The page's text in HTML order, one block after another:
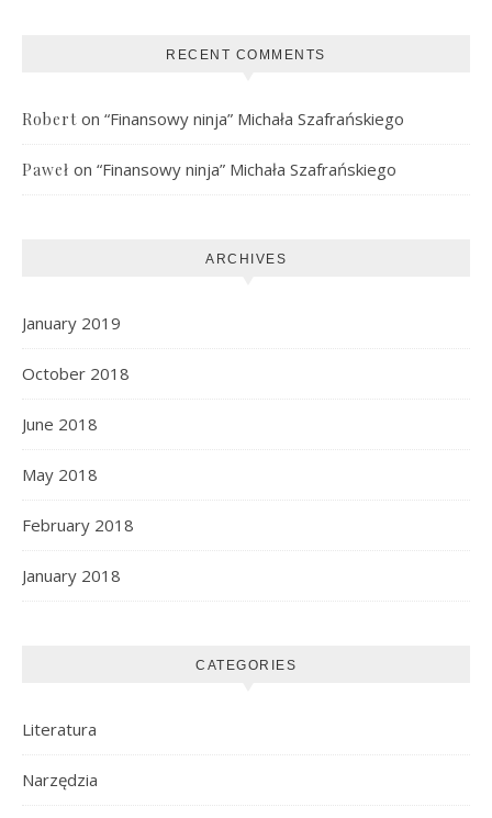
RECENT COMMENTS
Robert on “Finansowy ninja” Michała Szafrańskiego
Paweł on “Finansowy ninja” Michała Szafrańskiego
ARCHIVES
January 2019
October 2018
June 2018
May 2018
February 2018
January 2018
CATEGORIES
Literatura
Narzędzia